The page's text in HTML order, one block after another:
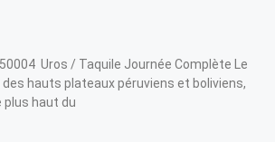
Uros / Taquile Journée Complète Le
des hauts plateaux péruviens et boliviens,
plus haut du